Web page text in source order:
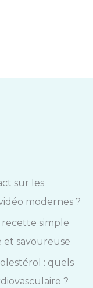
sur les
modernes ?
simple
savoureuse
: quels
?